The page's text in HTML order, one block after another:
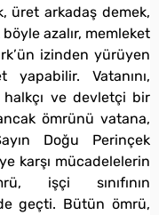
üret arkadaş demek,
azalır, memleket
izinden yürüyen
yapabilir. Vatanını,
ve devletçi bir
ömrünü vatana,
Doğu Perinçek
karşı mücadelelerin
işçi sınıfının
geçti. Bütün ömrü,